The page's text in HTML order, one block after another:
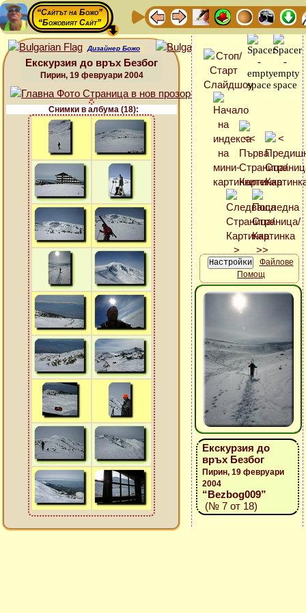
“Сайтът на Божо”
“Божовият Сайт”
Дизайнер Божо
Екскурзия до връх Безбог
Пирин, 19 февруари 2004
Снимки в албума (18):
Файлове
Помощ
Екскурзия до
връх Безбог
Пирин, 19 февруари
2004
“Bezbog009”
(№ 7 от 18)